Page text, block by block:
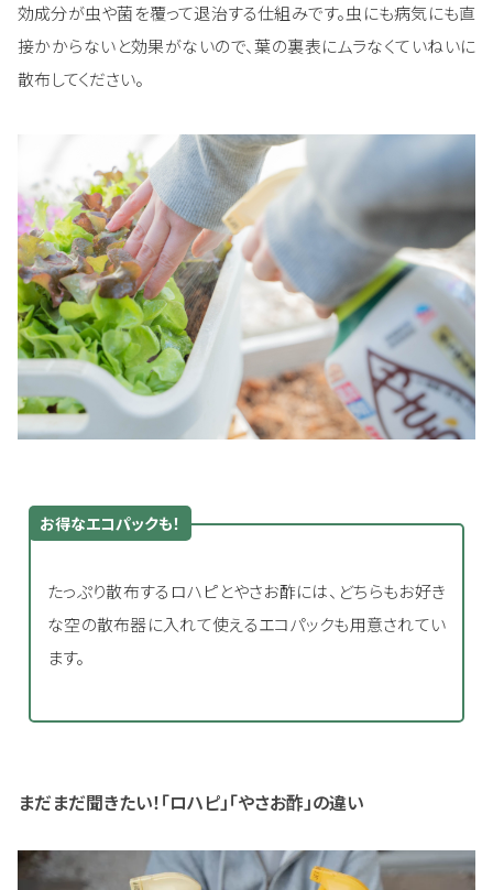
効成分が虫や菌を覆って退治する仕組みです。虫にも病気にも直
接かからないと効果がないので、葉の裏表にムラなくていねいに
散布してください。
お得なエコパックも！
たっぷり散布するロハピとやさお酢には、どちらもお好き
な空の散布器に入れて使えるエコパックも用意されてい
ます。
まだまだ聞きたい！「ロハピ」「やさお酢」の違い